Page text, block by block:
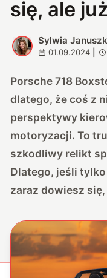
się, ale
S
Sylwia
01.09.2024
Porsche 718
dlatego, że coś z
perspektywy
motoryzacji. To
szkodliwy relikt
Dlatego, jeśli
zaraz dowiesz